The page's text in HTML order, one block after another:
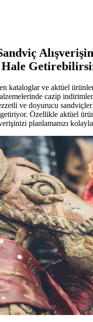
Hale
kataloglar ve aktüel
cazip
ve doyurucu sandviçler
Özellikle aktüel
planlamanızı